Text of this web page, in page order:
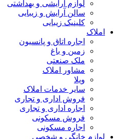
لوازم آرایشی و بهداشتی
سالن آرایش و زیبایی
کلینیک زیبایی
املاک
اجاره اتاق و پانسیون
زمین و باغ
ملک صنعتی
مشاور املاک
ویلا
سایر خدمات املاک
فروش اداری و تجاری
اجاره اداری و تجاری
فروش مسکونی
اجاره مسکونی
لوازم خانگی و شخصی